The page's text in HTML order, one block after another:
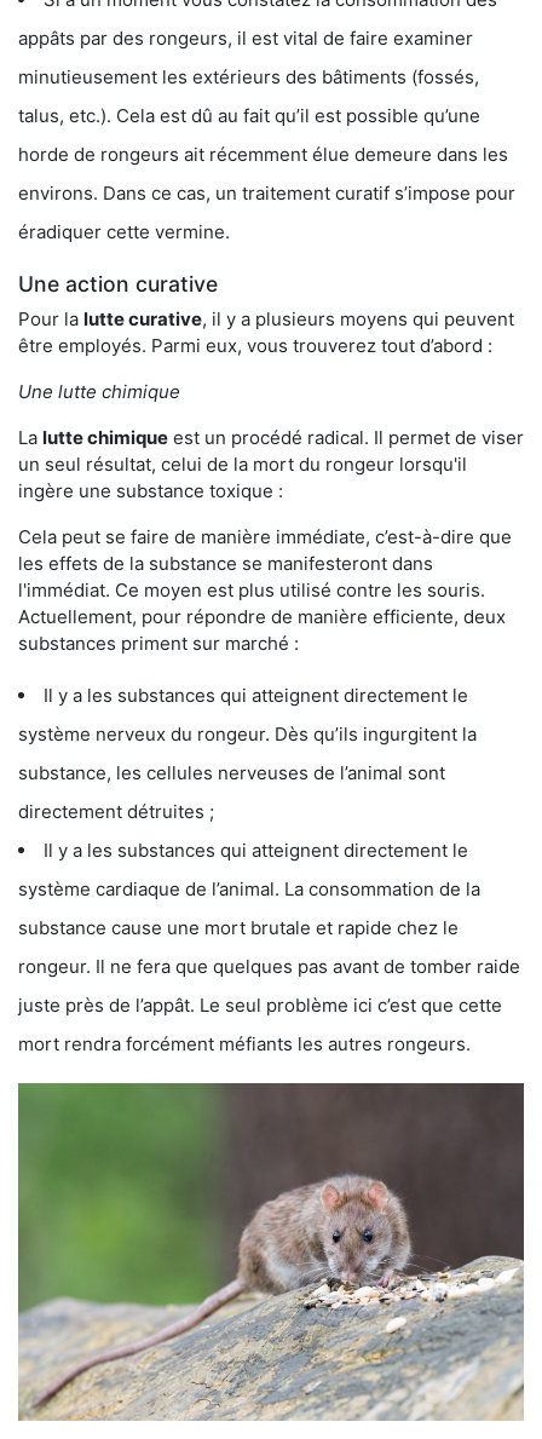
appâts par des rongeurs, il est vital de faire examiner
minutieusement les extérieurs des bâtiments (fossés,
talus, etc.). Cela est dû au fait qu’il est possible qu’une
horde de rongeurs ait récemment élue demeure dans les
environs. Dans ce cas, un traitement curatif s’impose pour
éradiquer cette vermine.
Une action curative
Pour la lutte curative, il y a plusieurs moyens qui peuvent
être employés. Parmi eux, vous trouverez tout d’abord :
Une lutte chimique
La lutte chimique est un procédé radical. Il permet de viser
un seul résultat, celui de la mort du rongeur lorsqu'il
ingère une substance toxique :
Cela peut se faire de manière immédiate, c’est-à-dire que
les effets de la substance se manifesteront dans
l'immédiat. Ce moyen est plus utilisé contre les souris.
Actuellement, pour répondre de manière efficiente, deux
substances priment sur marché :
Il y a les substances qui atteignent directement le
système nerveux du rongeur. Dès qu’ils ingurgitent la
substance, les cellules nerveuses de l’animal sont
directement détruites ;
Il y a les substances qui atteignent directement le
système cardiaque de l’animal. La consommation de la
substance cause une mort brutale et rapide chez le
rongeur. Il ne fera que quelques pas avant de tomber raide
juste près de l’appât. Le seul problème ici c’est que cette
mort rendra forcément méfiants les autres rongeurs.